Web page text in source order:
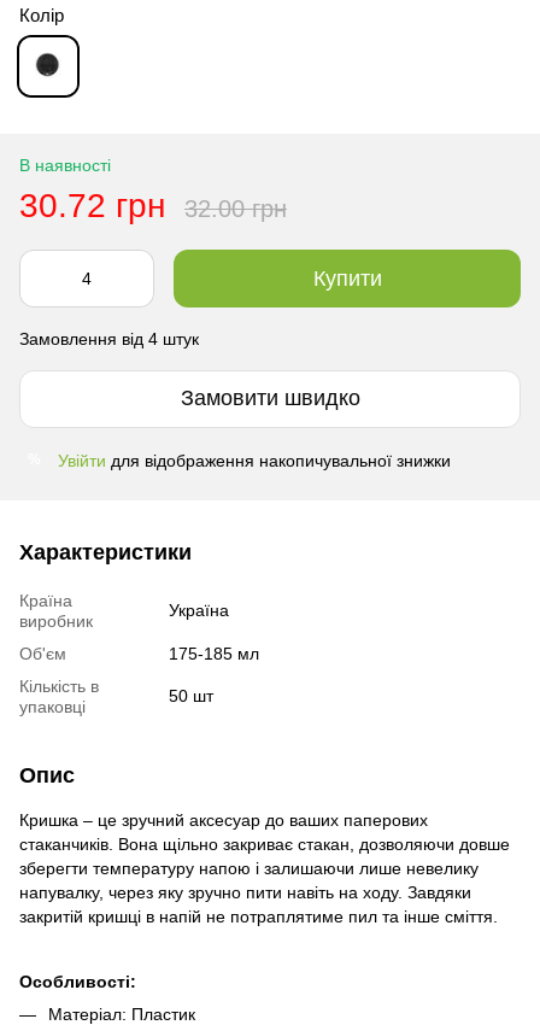
Колір
В наявності
30.72 грн 32.00 грн
Купити
Замовлення від 4 штук
Замовити швидко
Увійти для відображення накопичувальної знижки
Характеристики
Країна
виробник
Україна
Об'єм
175-185 мл
Кількість в
упаковці
50 шт
Опис
Кришка – це зручний аксесуар до ваших паперових
стаканчиків. Вона щільно закриває стакан, дозволяючи довше
зберегти температуру напою і залишаючи лише невелику
напувалку, через яку зручно пити навіть на ходу. Завдяки
закритій кришці в напій не потраплятиме пил та інше сміття.
Особливості:
Матеріал: Пластик